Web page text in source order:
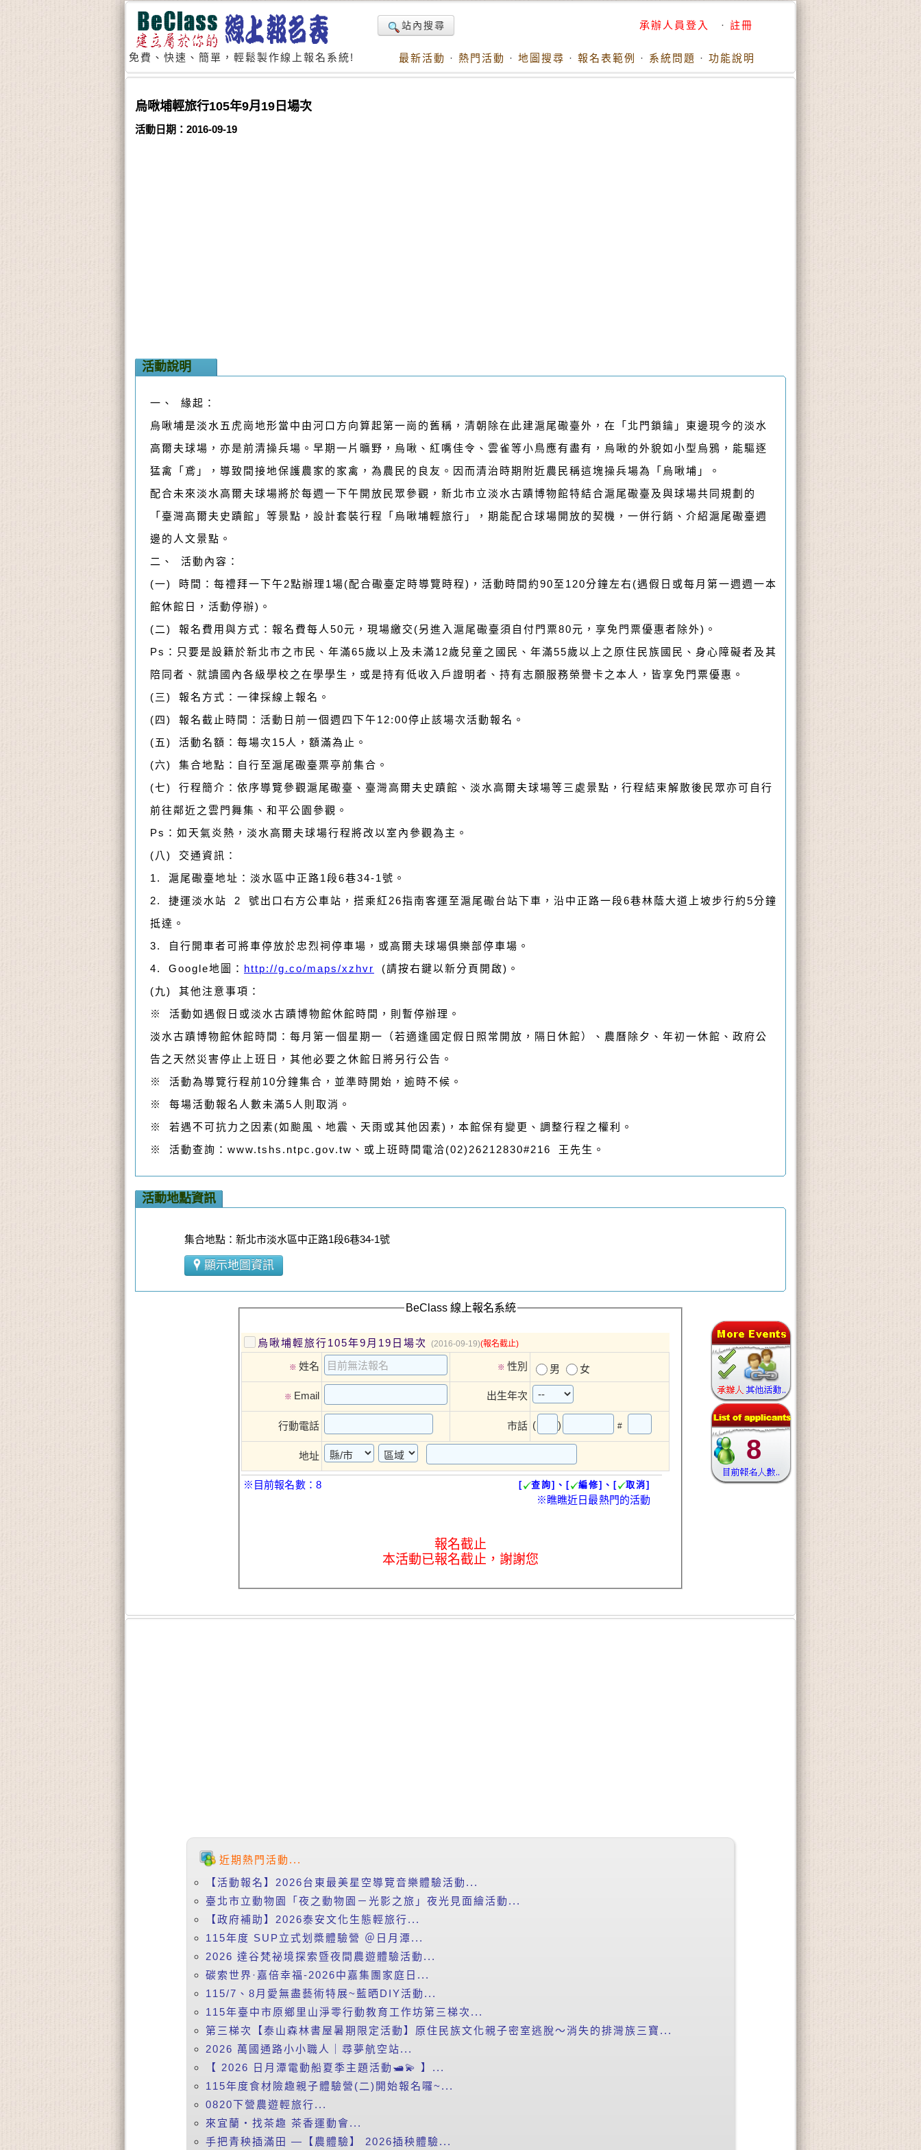
免費、快速、簡單，輕鬆製作線上報名系統!
站內搜尋 承辦人員登入 · 註冊
最新活動 · 熱門活動 · 地圖搜尋 · 報名表範例 · 系統問題 · 功能說明
烏啾埔輕旅行105年9月19日場次
活動日期：2016-09-19
活動說明
一、 緣起：
烏啾埔是淡水五虎崗地形當中由河口方向算起第一崗的舊稱，清朝除在此建滬尾礮臺外，在「北門鎖鑰」東邊現今的淡水
高爾夫球場，亦是前清操兵場。早期一片曠野，烏啾、紅嘴佳令、雲雀等小鳥應有盡有，烏啾的外貌如小型烏鴉，能驅逐
猛禽「鳶」，導致間接地保護農家的家禽，為農民的良友。因而清治時期附近農民稱這塊操兵場為「烏啾埔」。
配合未來淡水高爾夫球場將於每週一下午開放民眾參觀，新北市立淡水古蹟博物館特結合滬尾礮臺及與球場共同規劃的
「臺灣高爾夫史蹟館」等景點，設計套裝行程「烏啾埔輕旅行」，期能配合球場開放的契機，一併行銷、介紹滬尾礮臺週
邊的人文景點。
二、 活動內容：
(一) 時間：每禮拜一下午2點辦理1場(配合礮臺定時導覽時程)，活動時間約90至120分鐘左右(遇假日或每月第一週週一本
館休館日，活動停辦)。
(二) 報名費用與方式：報名費每人50元，現場繳交(另進入滬尾礮臺須自付門票80元，享免門票優惠者除外)。
Ps：只要是設籍於新北市之市民、年滿65歲以上及未滿12歲兒童之國民、年滿55歲以上之原住民族國民、身心障礙者及其
陪同者、就讀國內各級學校之在學學生，或是持有低收入戶證明者、持有志願服務榮譽卡之本人，皆享免門票優惠。
(三) 報名方式：一律採線上報名。
(四) 報名截止時間：活動日前一個週四下午12:00停止該場次活動報名。
(五) 活動名額：每場次15人，額滿為止。
(六) 集合地點：自行至滬尾礮臺票亭前集合。
(七) 行程簡介：依序導覽參觀滬尾礮臺、臺灣高爾夫史蹟館、淡水高爾夫球場等三處景點，行程結束解散後民眾亦可自行
前往鄰近之雲門舞集、和平公園參觀。
Ps：如天氣炎熱，淡水高爾夫球場行程將改以室內參觀為主。
(八) 交通資訊：
1. 滬尾礮臺地址：淡水區中正路1段6巷34-1號。
2. 捷運淡水站 2 號出口右方公車站，搭乘紅26指南客運至滬尾礮台站下車，沿中正路一段6巷林蔭大道上坡步行約5分鐘
抵達。
3. 自行開車者可將車停放於忠烈祠停車場，或高爾夫球場俱樂部停車場。
4. Google地圖： http://g.co/maps/xzhvr
(請按右鍵以新分頁開啟)。
(九) 其他注意事項：
※ 活動如遇假日或淡水古蹟博物館休館時間，則暫停辦理。
淡水古蹟博物館休館時間：每月第一個星期一（若適逢國定假日照常開放，隔日休館）、農曆除夕、年初一休館、政府公
告之天然災害停止上班日，其他必要之休館日將另行公告。
※ 活動為導覽行程前10分鐘集合，並準時開始，逾時不候。
※ 每場活動報名人數未滿5人則取消。
※ 若遇不可抗力之因素(如颱風、地震、天雨或其他因素)，本館保有變更、調整行程之權利。
※ 活動查詢：www.tshs.ntpc.gov.tw、或上班時間電洽(02)26212830#216 王先生。
活動地點資訊
集合地點：新北市淡水區中正路1段6巷34-1號
顯示地圖資訊
8
BeClass 線上報名系統
烏啾埔輕旅行105年9月19日場次 (2016-09-19)(報名截止)
※ 姓名 ※ 性別 男 女
※ Email 出生年次
行動電話 市話 ( ) #
地址
※目前報名數：8 [ 查詢]、[ 編修]、[ 取消]
※瞧瞧近日最熱門的活動
報名截止
本活動已報名截止，謝謝您
近期熱門活動...
【活動報名】2026台東最美星空導覽音樂體驗活動...
臺北市立動物園「夜之動物園－光影之旅」夜光見面繪活動...
【政府補助】2026泰安文化生態輕旅行...
115年度 SUP立式划槳體驗營 ＠日月潭...
2026 達谷梵祕境探索暨夜間農遊體驗活動...
碳索世界·嘉倍幸福-2026中嘉集團家庭日...
115/7、8月愛無盡藝術特展~藍晒DIY活動...
115年臺中市原鄉里山淨零行動教育工作坊第三梯次...
第三梯次【泰山森林書屋暑期限定活動】原住民族文化親子密室逃脫～消失的排灣族三寶...
2026 萬國通路小小職人｜尋夢航空站...
【 2026 日月潭電動船夏季主題活動🛥️💫 】...
115年度食材險趣親子體驗營(二)開始報名囉~...
0820下營農遊輕旅行...
來宜蘭‧找茶趣 茶香運動會...
手把青秧插滿田 —【農體驗】 2026插秧體驗...